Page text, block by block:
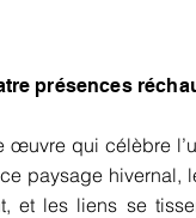
présences
œuvre qui célèbre
paysage hivernal,
et les liens se